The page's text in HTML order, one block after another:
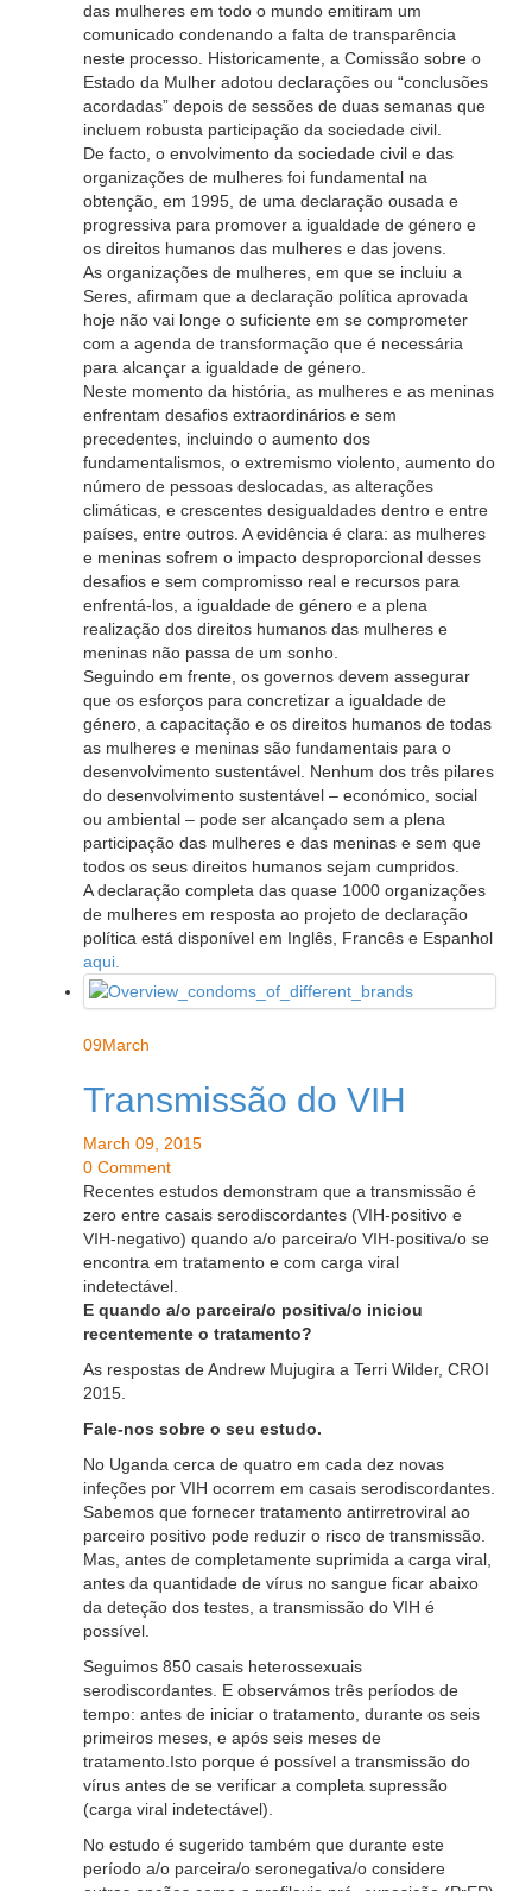
das mulheres em todo o mundo emitiram um
comunicado condenando a falta de transparência
neste processo. Historicamente, a Comissão sobre o
Estado da Mulher adotou declarações ou “conclusões
acordadas” depois de sessões de duas semanas que
incluem robusta participação da sociedade civil.
De facto, o envolvimento da sociedade civil e das
organizações de mulheres foi fundamental na
obtenção, em 1995, de uma declaração ousada e
progressiva para promover a igualdade de género e
os direitos humanos das mulheres e das jovens.
As organizações de mulheres, em que se incluiu a
Seres, afirmam que a declaração política aprovada
hoje não vai longe o suficiente em se comprometer
com a agenda de transformação que é necessária
para alcançar a igualdade de género.
Neste momento da história, as mulheres e as meninas
enfrentam desafios extraordinários e sem
precedentes, incluindo o aumento dos
fundamentalismos, o extremismo violento, aumento do
número de pessoas deslocadas, as alterações
climáticas, e crescentes desigualdades dentro e entre
países, entre outros. A evidência é clara: as mulheres
e meninas sofrem o impacto desproporcional desses
desafios e sem compromisso real e recursos para
enfrentá-los, a igualdade de género e a plena
realização dos direitos humanos das mulheres e
meninas não passa de um sonho.
Seguindo em frente, os governos devem assegurar
que os esforços para concretizar a igualdade de
género, a capacitação e os direitos humanos de todas
as mulheres e meninas são fundamentais para o
desenvolvimento sustentável. Nenhum dos três pilares
do desenvolvimento sustentável – económico, social
ou ambiental – pode ser alcançado sem a plena
participação das mulheres e das meninas e sem que
todos os seus direitos humanos sejam cumpridos.
A declaração completa das quase 1000 organizações
de mulheres em resposta ao projeto de declaração
política está disponível em Inglês, Francês e Espanhol
aqui.
09March
Transmissão do VIH
March 09, 2015
0 Comment
Recentes estudos demonstram que a transmissão é
zero entre casais serodiscordantes (VIH-positivo e
VIH-negativo) quando a/o parceira/o VIH-positiva/o se
encontra em tratamento e com carga viral
indetectável.
E quando a/o parceira/o positiva/o iniciou
recentemente o tratamento?
As respostas de Andrew Mujugira a Terri Wilder, CROI
2015.
Fale-nos sobre o seu estudo.
No Uganda cerca de quatro em cada dez novas
infeções por VIH ocorrem em casais serodiscordantes.
Sabemos que fornecer tratamento antirretroviral ao
parceiro positivo pode reduzir o risco de transmissão.
Mas, antes de completamente suprimida a carga viral,
antes da quantidade de vírus no sangue ficar abaixo
da deteção dos testes, a transmissão do VIH é
possível.
Seguimos 850 casais heterossexuais
serodiscordantes. E observámos três períodos de
tempo: antes de iniciar o tratamento, durante os seis
primeiros meses, e após seis meses de
tratamento.Isto porque é possível a transmissão do
vírus antes de se verificar a completa supressão
(carga viral indetectável).
No estudo é sugerido também que durante este
período a/o parceira/o seronegativa/o considere